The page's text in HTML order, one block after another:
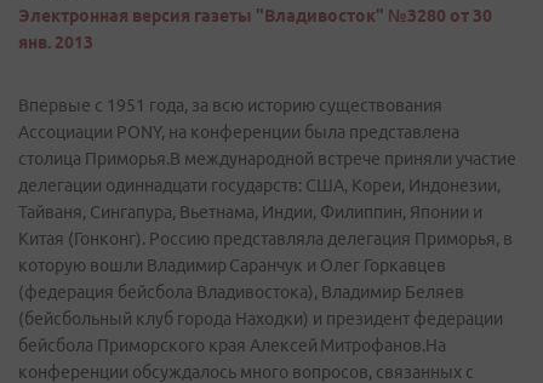
Электронная версия газеты "Владивосток" №3280 от 30
янв. 2013
Впервые с 1951 года, за всю историю существования
Ассоциации PONY, на конференции была представлена
столица Приморья.В международной встрече приняли участие
делегации одиннадцати государств: США, Кореи, Индонезии,
Тайваня, Сингапура, Вьетнама, Индии, Филиппин, Японии и
Китая (Гонконг). Россию представляла делегация Приморья, в
которую вошли Владимир Саранчук и Олег Горкавцев
(федерация бейсбола Владивостока), Владимир Беляев
(бейсбольный клуб города Находки) и президент федерации
бейсбола Приморского края Алексей Митрофанов.На
конференции обсуждалось много вопросов, связанных с